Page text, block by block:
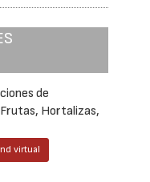
de
Hortalizas,
virtual